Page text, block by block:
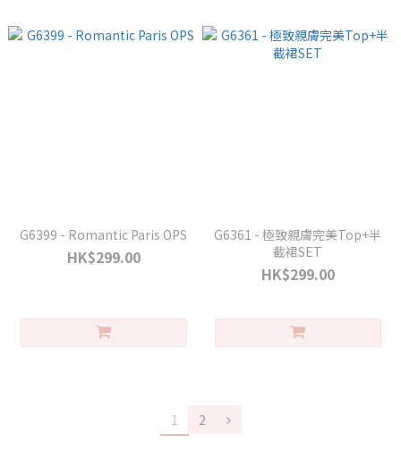
G6399 - Romantic Paris OPS
HK$299.00
G6361 - 極致親膚完美Top+半
截裙SET
HK$299.00
1 2